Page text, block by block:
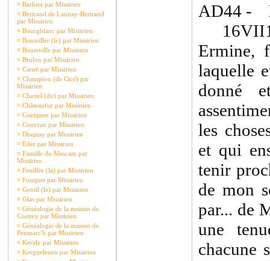
¤ Barbier par Missirien
¤ Bertrand de Launay-Bertrand
par Missirien
¤ Bourgblanc par Missirien
¤ Bouteiller (le) par Missirien
¤ Bouteville par Missirien
¤ Brulon par Missirien
¤ Carné par Missirien
¤ Champion (de Cicé) par
Missirien
¤ Chastel (du) par Missirien
¤ Châteaufur par Missirien
¤ Coetquen par Missirien
¤ Couvran par Missirien
¤ Disquay par Missirien
¤ Eder par Missirien
¤ Famille du Mescam par
Missirien
¤ Feuillée (la) par Missirien
¤ Fouquet par Missirien
¤ Gentil (le) par Missirien
¤ Glas par Missirien
¤ Généalogie de la maison de
Coetivy par Missirien
¤ Généalogie de la maison de
Penmarc'h par Missirien
¤ Keraly par Missirien
¤ Kerguelenen par Missirien
AD44 -
Ermine,
laquelle
donné
les
et qui
tenir
de mon
par... de
une
chacune